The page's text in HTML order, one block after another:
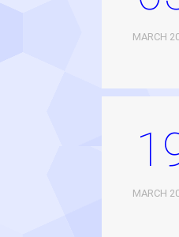
MARCH
MARCH